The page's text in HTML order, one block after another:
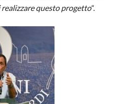
questo progetto“.